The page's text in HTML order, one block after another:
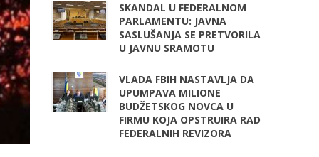
SKANDAL U FEDERALNOM
PARLAMENTU: JAVNA
SASLUŠANJA SE PRETVORILA
U JAVNU SRAMOTU
VLADA FBIH NASTAVLJA DA
UPUMPAVA MILIONE
BUDŽETSKOG NOVCA U
FIRMU KOJA OPSTRUIRA RAD
FEDERALNIH REVIZORA